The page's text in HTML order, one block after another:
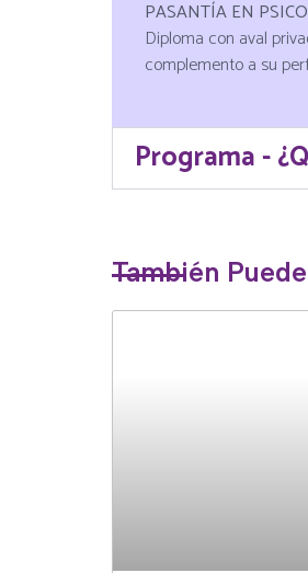
PASANTÍA EN
Diploma con aval
complemento a su
Programa -
También